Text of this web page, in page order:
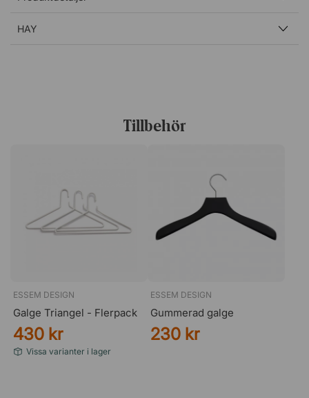
Modern design med tydlig karaktär
silhuett som förenar funktion och estetik. Resultatet är en
konstnärerna Fien Muller och Hannes Van Severen. Deras
konst, arkitektur och material. Efter att ha vunnit flera
priser och samarbetat med prestigefyllda museer och
gallerier världen över, anses de idag vara ett av Europas
mest inflytelserika designteam.
HAY
Tillbehör
ESSEM DESIGN
Galge Triangel - Flerpack
430 kr
Vissa varianter i lager
ESSEM DESIGN
Gummerad galge
230 kr